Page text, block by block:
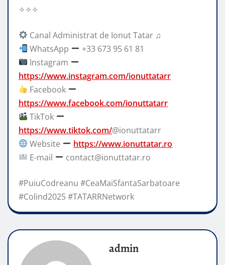
✧✧✧
Canal Administrat de Ionut Tatar ♫
WhatsApp
+33 673 95 61 81
Instagram
https://www.instagram.com/ionuttatarr
Facebook
https://www.facebook.com/ionuttatarr
TikTok
https://www.tiktok.com/@ionuttatarr
Website
https://www.ionuttatar.ro
E-mail
contact@ionuttatar.ro
#PuiuCodreanu #CeaMaiSfantaSarbatoare
#Colind2025 #TATARRNetwork
admin